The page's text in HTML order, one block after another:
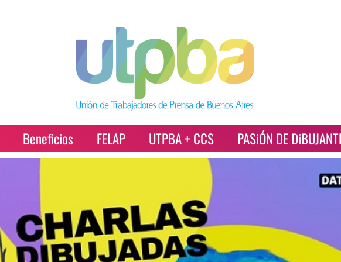
Beneficios FELAP UTPBA + CCS PASiÓN DE